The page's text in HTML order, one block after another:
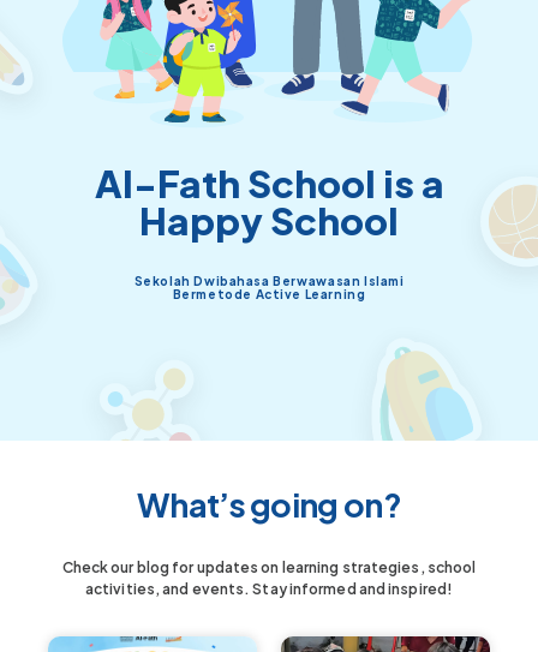
Al-Fath School is a
Happy School
Sekolah Dwibahasa Berwawasan Islami
Bermetode Active Learning
What’s going on?
Check our blog for updates on learning strategies, school
activities, and events. Stay informed and inspired!